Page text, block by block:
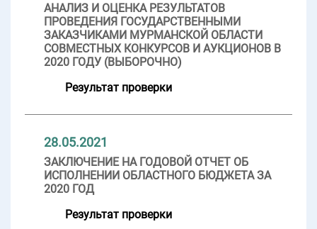
АНАЛИЗ И ОЦЕНКА РЕЗУЛЬТАТОВ
ПРОВЕДЕНИЯ ГОСУДАРСТВЕННЫМИ
ЗАКАЗЧИКАМИ МУРМАНСКОЙ ОБЛАСТИ
СОВМЕСТНЫХ КОНКУРСОВ И АУКЦИОНОВ В
2020 ГОДУ (ВЫБОРОЧНО)
Результат проверки
28.05.2021
ЗАКЛЮЧЕНИЕ НА ГОДОВОЙ ОТЧЕТ ОБ
ИСПОЛНЕНИИ ОБЛАСТНОГО БЮДЖЕТА ЗА
2020 ГОД
Результат проверки